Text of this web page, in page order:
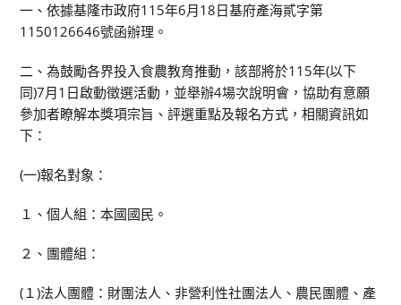
一、依據基隆市政府115年6月18日基府產海貳字第
1150126646號函辦理。
二、為鼓勵各界投入食農教育推動，該部將於115年(以下
同)7月1日啟動徵選活動，並舉辦4場次說明會，協助有意願
參加者瞭解本獎項宗旨、評選重點及報名方式，相關資訊如
下：
(一)報名對象：
１、個人組：本國國民。
２、團體組：
(１)法人團體：財團法人、非營利性社團法人、農民團體、產